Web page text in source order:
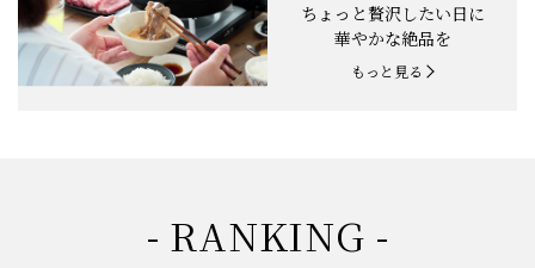
ちょっと贅沢したい日に
華やかな絶品を
もっと見る
- RANKING -